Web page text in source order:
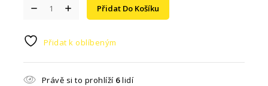
Přidat Do Košíku
Přidat k oblíbeným
Právě si to prohlíží 6lidí